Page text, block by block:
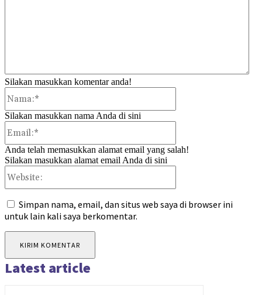
Silakan masukkan komentar anda!
Silakan masukkan nama Anda di sini
Anda telah memasukkan alamat email yang salah!
Silakan masukkan alamat email Anda di sini
Simpan nama, email, dan situs web saya di browser ini
untuk lain kali saya berkomentar.
Latest article